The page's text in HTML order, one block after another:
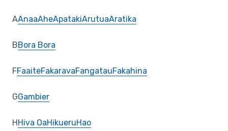
AAnaaAheApatakiArutuaAratika
BBora Bora
FFaaiteFakaravaFangatauFakahina
GGambier
HHiva OaHikueruHao